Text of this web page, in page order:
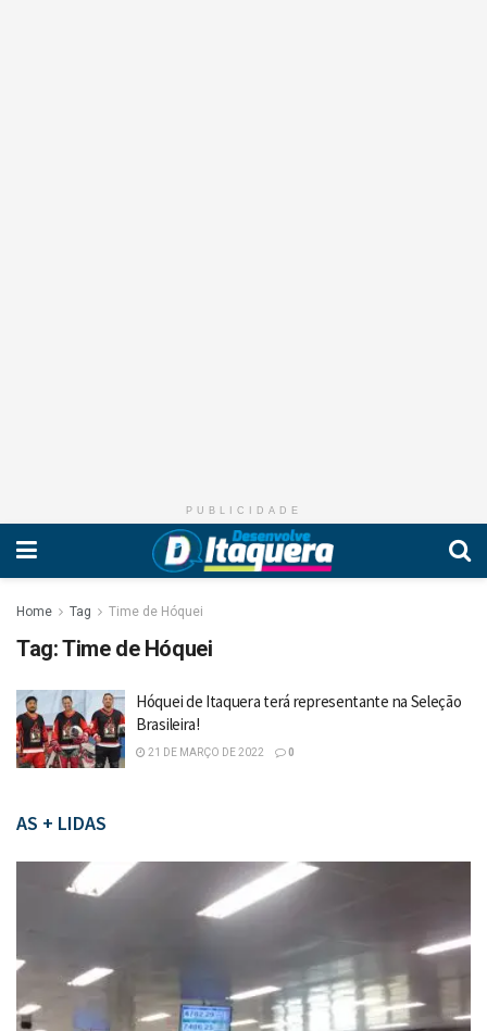
PUBLICIDADE
Home Tag Time de Hóquei
Tag:Time de Hóquei
Hóquei de Itaquera terá representante na Seleção
Brasileira!
21 DE MARÇO DE 2022 0
AS + LIDAS